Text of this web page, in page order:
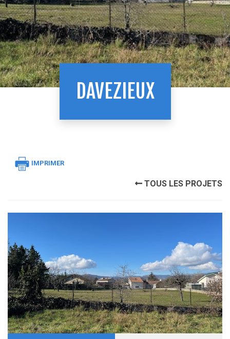
DAVEZIEUX
IMPRIMER
TOUS LES PROJETS